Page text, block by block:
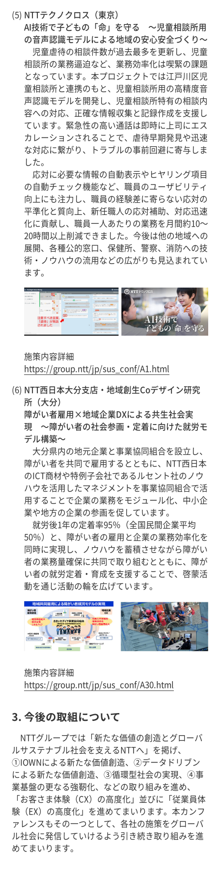
(5) NTTテクノクロス（東京）
AI技術で子どもの「命」を守る ～児童相談所用
の音声認識モデルによる地域の安心安全づくり～
児童虐待の相談件数が過去最多を更新し、児童
相談所の業務逼迫など、業務効率化は喫緊の課題
となっています。本プロジェクトでは江戸川区児
童相談所と連携のもと、児童相談所用の高精度音
声認識モデルを開発し、児童相談所特有の相談内
容への対応、正確な情報収集と記録作成を支援し
ています。緊急性の高い通話は即時に上司にエス
カレーションされることで、虐待早期発見や迅速
な対応に繋がり、トラブルの事前回避に寄与しま
した。
応対に必要な情報の自動表示やヒヤリング項目
の自動チェック機能など、職員のユーザビリティ
向上にも注力し、職員の経験差に寄らない応対の
平準化と質向上、新任職人の応対補助、対応迅速
化に貢献し、職員一人あたりの業務を月間約10～
20時間以上削減できました。今後は他の地域への
展開、各種公的窓口、保健所、警察、消防への技
術・ノウハウの流用などの広がりも見込まれてい
ます。
施策内容詳細
https://group.ntt/jp/sus_conf/A1.html
(6) NTT西日本大分支店・地域創生Coデザイン研究
所（大分）
障がい者雇用×地域企業DXによる共生社会実
現 ～障がい者の社会参画・定着に向けた就労モ
デル構築～
大分県内の地元企業と事業協同組合を設立し、
障がい者を共同で雇用するとともに、NTT西日本
のICT商材や特例子会社であるルセント社のノウ
ハウを活用したマネジメントを事業協同組合で活
用することで企業の業務をモジュール化、中小企
業や地方の企業の参画を促しています。
就労後1年の定着率95％（全国民間企業平均
50％）と、障がい者の雇用と企業の業務効率化を
同時に実現し、ノウハウを蓄積させながら障がい
者の業務量確保に共同で取り組むとともに、障が
い者の就労定着・育成を支援することで、啓蒙活
動を通じ活動の輪を広げています。
施策内容詳細
https://group.ntt/jp/sus_conf/A30.html
3. 今後の取組について
NTTグループでは「新たな価値の創造とグローバ
ルサステナブル社会を支えるNTTへ」を掲げ、
①IOWNによる新たな価値創造、②データドリブン
による新たな価値創造、③循環型社会の実現、④事
業基盤の更なる強靭化、などの取り組みを進め、
「お客さま体験（CX）の高度化」並びに「従業員体
験（EX）の高度化」を進めてまいります。本カンフ
ァレンスもその一つとして、各社の施策をグローバ
ル社会に発信していけるよう引き続き取り組みを進
めてまいります。